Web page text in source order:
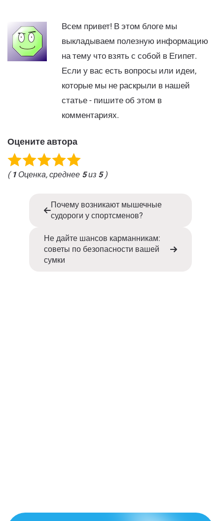
Всем привет! В этом блоге мы
выкладываем полезную информацию
на тему что взять с собой в Египет.
Если у вас есть вопросы или идеи,
которые мы не раскрыли в нашей
статье - пишите об этом в
комментариях.
Оцените автора
( 1 Оценка, среднее 5из 5)
Почему возникают мышечные
судороги у спортсменов?
Не дайте шансов карманникам:
советы по безопасности вашей
сумки